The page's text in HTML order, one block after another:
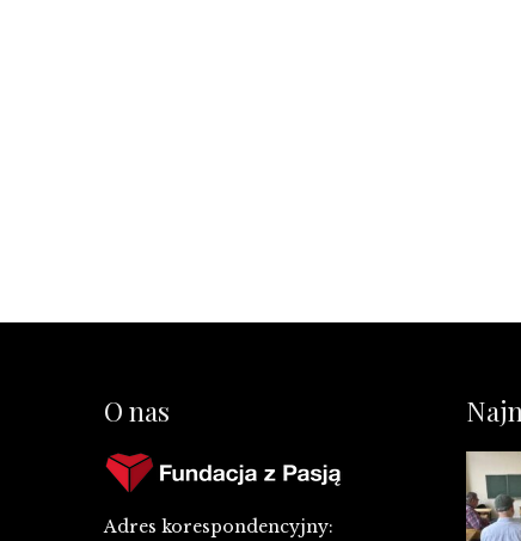
O nas
Adres korespondencyjny: